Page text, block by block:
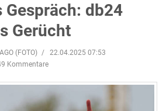
Gespräch: db24
Gerücht
(FOTO)
22.04.2025 07:53
Kommentare